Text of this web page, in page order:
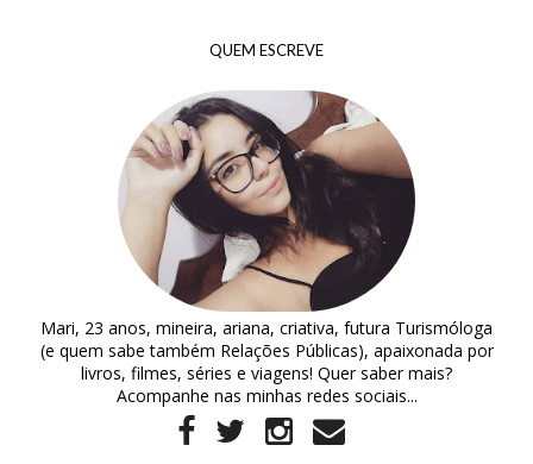
QUEM ESCREVE
Mari, 23 anos, mineira, ariana, criativa, futura Turismóloga
(e quem sabe também Relações Públicas), apaixonada por
livros, filmes, séries e viagens! Quer saber mais?
Acompanhe nas minhas redes sociais...